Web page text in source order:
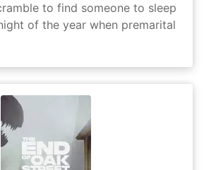
to find someone to sleep
of the year when premarital